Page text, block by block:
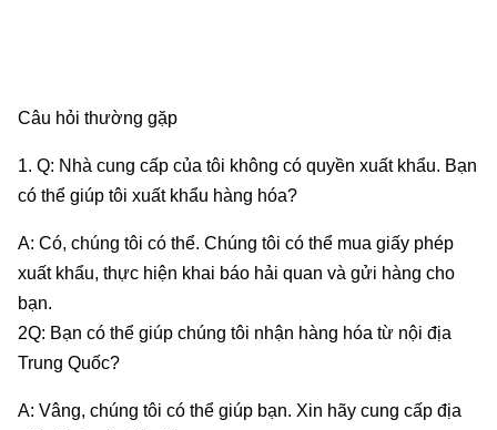
Câu hỏi thường gặp
1. Q: Nhà cung cấp của tôi không có quyền xuất khẩu. Bạn
có thể giúp tôi xuất khẩu hàng hóa?
A: Có, chúng tôi có thể. Chúng tôi có thể mua giấy phép
xuất khẩu, thực hiện khai báo hải quan và gửi hàng cho
bạn.
2Q: Bạn có thể giúp chúng tôi nhận hàng hóa từ nội địa
Trung Quốc?
A: Vâng, chúng tôi có thể giúp bạn. Xin hãy cung cấp địa